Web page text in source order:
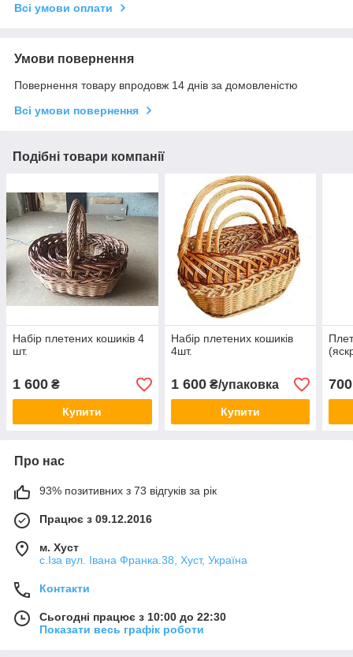
Всі умови оплати
Умови повернення
Повернення товару впродовж 14 днів за домовленістю
Всі умови повернення
Подібні товари компанії
Набір плетених кошиків 4
шт.
1 600 ₴
Купити
Набір плетених кошиків
4шт.
1 600₴/упаковка
Купити
700
Про нас
93% позитивних з 73 відгуків за рік
Працює з 09.12.2016
м. Хуст
с.Іза вул. Івана Франка.38, Хуст, Україна
Контакти
Сьогодні працює з 10:00 до 22:30
Показати весь графік роботи